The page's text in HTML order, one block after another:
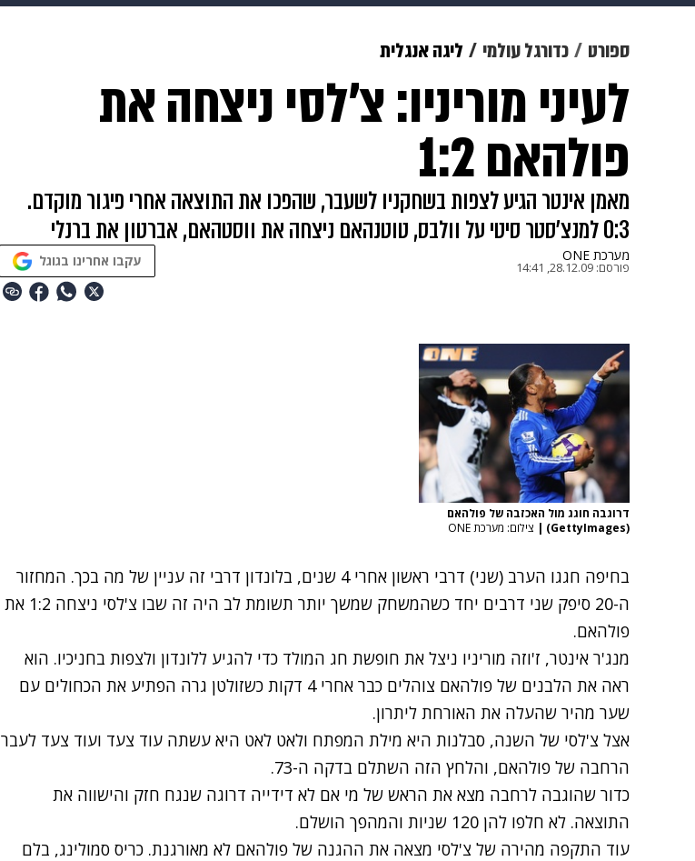
מוזיקה תרבות צבא וביטחון
דיגיטל גאווה ויוה משפט תשעה חודשים מתכונים
ספורט כדורגל עולמי ליגה אנגלית
לעיני מוריניו: צ'לסי ניצחה את
פולהאם 1:2
מאמן אינטר הגיע לצפות בשחקניו לשעבר, שהפכו את התוצאה אחרי פיגור מוקדם.
0:3 למנצ'סטר סיטי על וולבס, טוטנהאם ניצחה את ווסטהאם, אברטון את ברנלי
מערכת ONE
פורסם: 28.12.09, 14:41 עקבו אחרינו בגוגל
דרוגבה חוגג מול האכזבה של פולהאם
(GettyImages)
| צילום: מערכת ONE
בחיפה חגגו הערב (שני) דרבי ראשון אחרי 4 שנים, בלונדון דרבי זה עניין של מה בכך. המחזור
ה-20 סיפק שני דרבים יחד כשהמשחק שמשך יותר תשומת לב היה זה שבו צ'לסי ניצחה 1:2 את
פולהאם.
מנג'ר אינטר, ז'וזה מוריניו ניצל את חופשת חג המולד כדי להגיע ללונדון ולצפות בחניכיו. הוא
ראה את הלבנים של פולהאם צוהלים כבר אחרי 4 דקות כשזולטן גרה הפתיע את הכחולים עם
שער מהיר שהעלה את האורחת ליתרון.
אצל צ'לסי של השנה, סבלנות היא מילת המפתח ולאט לאט היא עשתה עוד צעד ועוד צעד לעבר
הרחבה של פולהאם, והלחץ הזה השתלם בדקה ה-73.
כדור שהוגבה לרחבה מצא את הראש של מי אם לא דידייה דרוגה שנגח חזק והישווה את
התוצאה. לא חלפו להן 120 שניות והמהפך הושלם.
עוד התקפה מהירה של צ'לסי מצאה את ההגנה של פולהאם לא מאורגנת. כריס סמולינג, בלם